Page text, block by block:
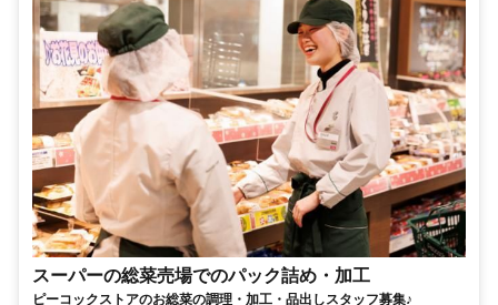
スーパーの総菜売場でのパック詰め・加工
ピーコックストアのお総菜の調理・加工・品出しスタッフ募集♪